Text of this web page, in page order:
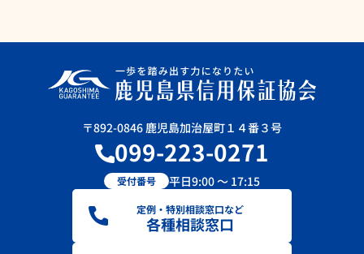
〒892-0846 鹿児島加治屋町１４番３号
099-223-0271
受付番号 平日9:00 ～ 17:15
定例・特別相談窓口など
各種相談窓口